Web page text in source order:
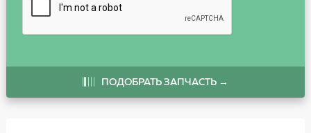
ПОДОБРАТЬ ЗАПЧАСТЬ →